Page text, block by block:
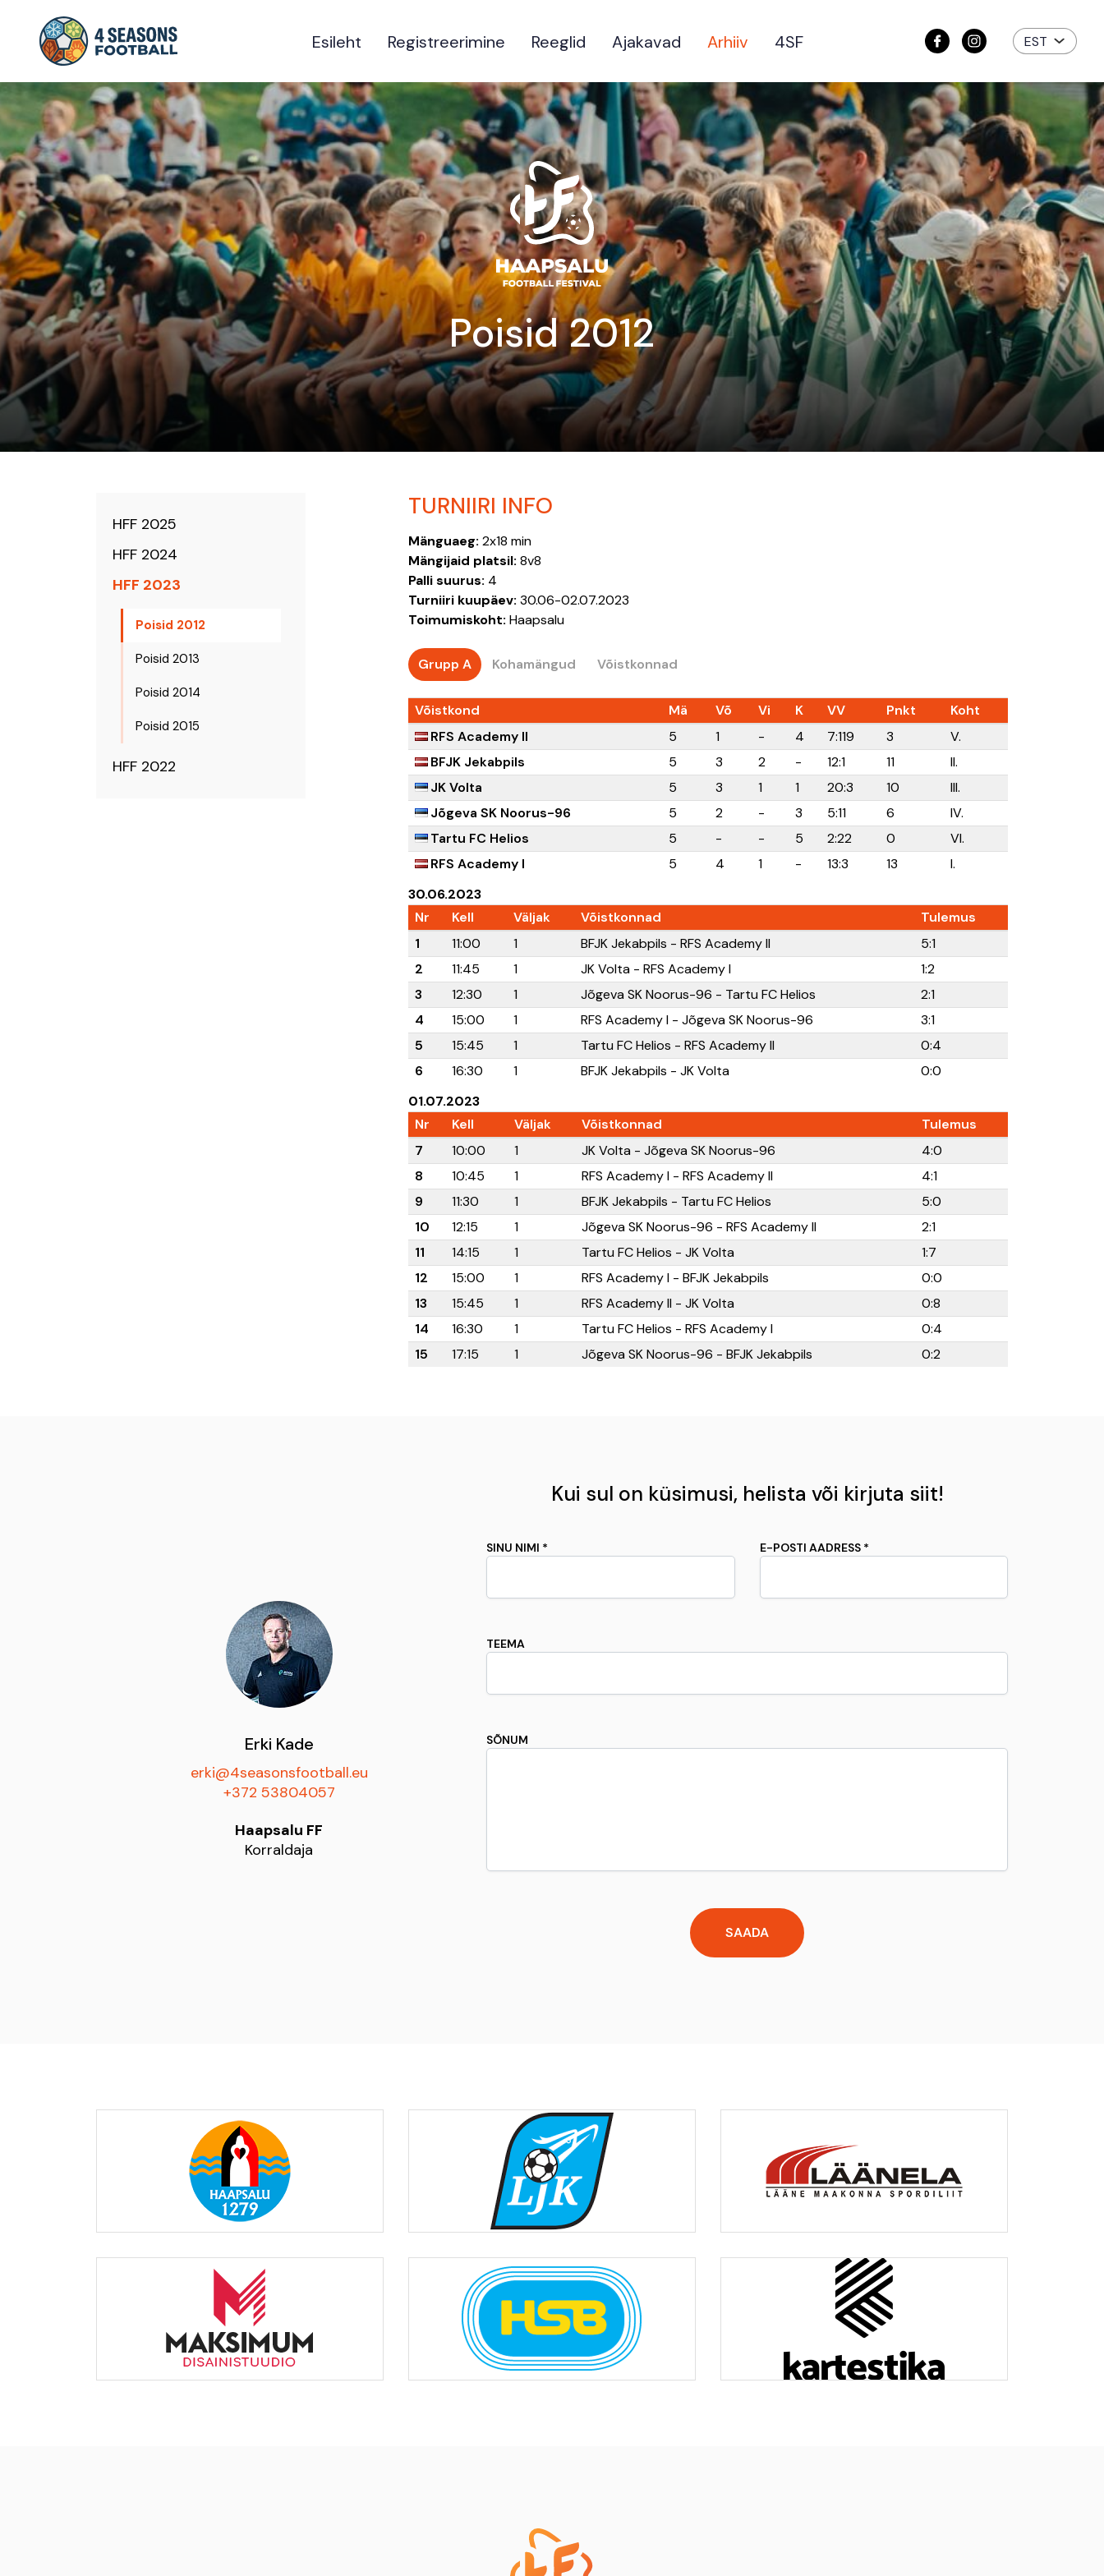
Esileht Registreerimine Reeglid Ajakavad Arhiiv 4SF EST
Poisid 2012
HFF 2025
HFF 2024
HFF 2023
Poisid 2012
Poisid 2013
Poisid 2014
Poisid 2015
HFF 2022
TURNIIRI INFO
Mänguaeg: 2x18 min
Mängijaid platsil: 8v8
Palli suurus: 4
Turniiri kuupäev: 30.06-02.07.2023
Toimumiskoht: Haapsalu
Grupp A Kohamängud Võistkonnad
Võistkond Mä Võ Vi K VV Pnkt
Koht
RFS Academy II
5 1 - 4 7:119 3
V.
BFJK Jekabpils
5 3 2 - 12:1 11
II.
JK Volta
5 3 1 1 20:3 10
III.
Jõgeva SK Noorus-96
5 2 - 3 5:11 6
IV.
Tartu FC Helios
5 - - 5 2:22 0
VI.
RFS Academy I
5 4 1 - 13:3 13
I.
30.06.2023
Nr
Kell Väljak Võistkonnad
Tulemus
1
11:00 1 BFJK Jekabpils - RFS Academy II
5:1
2
11:45 1 JK Volta - RFS Academy I
1:2
3
12:30 1 Jõgeva SK Noorus-96 - Tartu FC Helios
2:1
4
15:00 1 RFS Academy I - Jõgeva SK Noorus-96
3:1
5
15:45 1 Tartu FC Helios - RFS Academy II
0:4
6
16:30 1 BFJK Jekabpils - JK Volta
0:0
01.07.2023
Nr
Kell Väljak Võistkonnad
Tulemus
7
10:00 1 JK Volta - Jõgeva SK Noorus-96
4:0
8
10:45 1 RFS Academy I - RFS Academy II
4:1
9
11:30 1 BFJK Jekabpils - Tartu FC Helios
5:0
10
12:15 1 Jõgeva SK Noorus-96 - RFS Academy II
2:1
11
14:15 1 Tartu FC Helios - JK Volta
1:7
12
15:00 1 RFS Academy I - BFJK Jekabpils
0:0
13
15:45 1 RFS Academy II - JK Volta
0:8
14
16:30 1 Tartu FC Helios - RFS Academy I
0:4
15
17:15 1 Jõgeva SK Noorus-96 - BFJK Jekabpils 0:2
Erki Kade
erki@4seasonsfootball.eu
+372 53804057
Haapsalu FF
Korraldaja
Kui sul on küsimusi, helista või kirjuta siit!
SINU NIMI * E-POSTI AADRESS *
TEEMA
SÕNUM